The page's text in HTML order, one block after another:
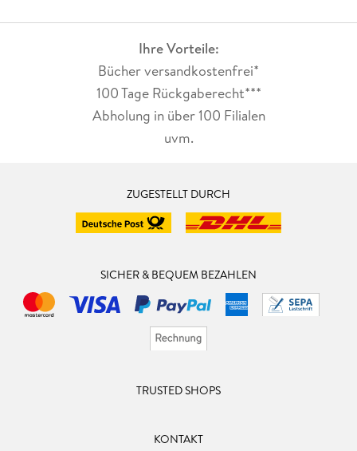
Ihre Vorteile:
Bücher versandkostenfrei*
100 Tage Rückgaberecht***
Abholung in über 100 Filialen
uvm.
ZUGESTELLT DURCH
SICHER & BEQUEM BEZAHLEN
TRUSTED SHOPS
KONTAKT